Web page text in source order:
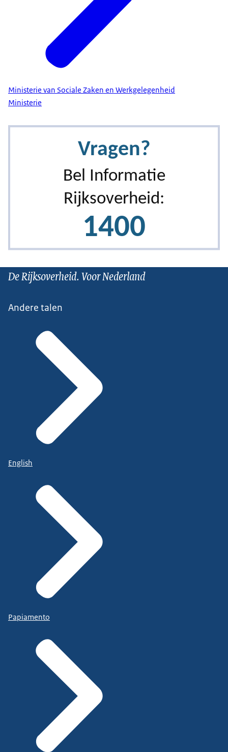
Ministerie van Sociale Zaken en Werkgelegenheid
Ministerie
De Rijksoverheid. Voor Nederland
Andere talen
English
Papiamento